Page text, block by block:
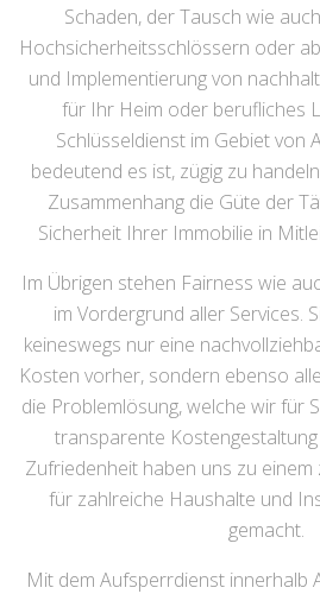
Schaden, der Tausch wie
Hochsicherheitsschlössern oder
und Implementierung von
für Ihr Heim oder berufliches
Schlüsseldienst im Gebiet von
bedeutend es ist, zügig zu
Zusammenhang die Güte der
Sicherheit Ihrer Immobilie in
Im Übrigen stehen Fairness wie
im Vordergrund aller Services.
keineswegs nur eine
Kosten vorher, sondern ebenso
die Problemlösung, welche wir für
transparente
Zufriedenheit haben uns zu
für zahlreiche Haushalte und
gemacht.
Mit dem Aufsperrdienst innerhalb